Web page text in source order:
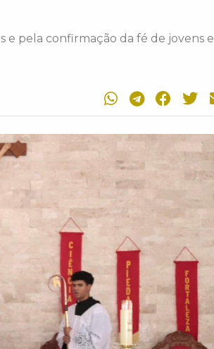
e pela confirmação da fé de jovens e